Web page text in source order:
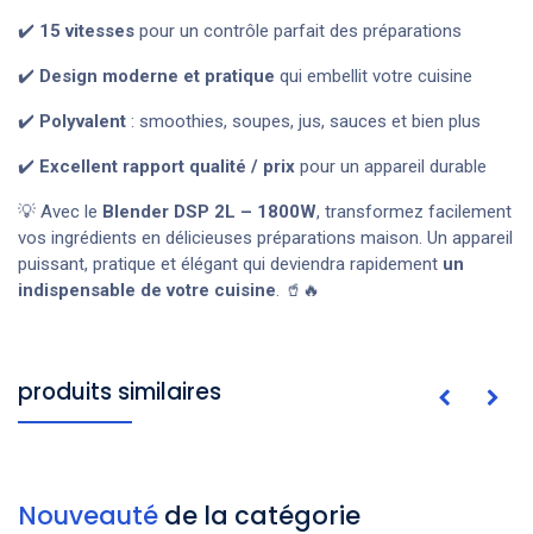
✔️ 15 vitesses pour un contrôle parfait des préparations
✔️ Design moderne et pratique qui embellit votre cuisine
✔️ Polyvalent : smoothies, soupes, jus, sauces et bien plus
✔️ Excellent rapport qualité / prix pour un appareil durable
💡 Avec le Blender DSP 2L – 1800W, transformez facilement
vos ingrédients en délicieuses préparations maison. Un appareil
puissant, pratique et élégant qui deviendra rapidement un
indispensable de votre cuisine. 🥤🔥
produits similaires
Nouveauté de la catégorie